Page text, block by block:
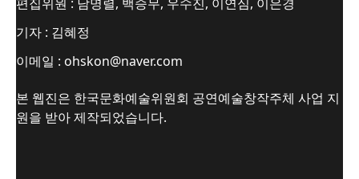
기자 : 김혜정
이메일 : ohskon@naver.com
본 웹진은 한국문화예술위원회 공연예술창작주체 사업 지
원을 받아 제작되었습니다.